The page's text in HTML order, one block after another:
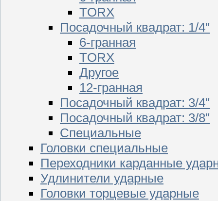
TORX
Посадочный квадрат: 1/4"
6-гранная
TORX
Другое
12-гранная
Посадочный квадрат: 3/4"
Посадочный квадрат: 3/8"
Специальные
Головки специальные
Переходники карданные
Удлинители ударные
Головки торцевые ударные